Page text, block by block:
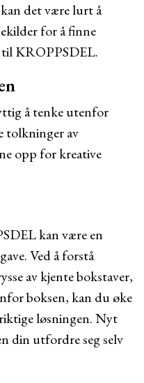
det være lurt å
for å finne
KROPPSDEL.
å tenke utenfor
tolkninger av
opp for kreative
kan være en
Ved å forstå
av kjente bokstaver,
boksen, kan du øke
løsningen. Nyt
din utfordre seg selv